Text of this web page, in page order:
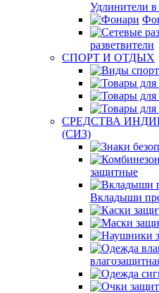
Удлинители в
разветвители
СПОРТ И ОТДЫХ
СРЕДСТВА
(СИЗ)
защитные
Вкладыши